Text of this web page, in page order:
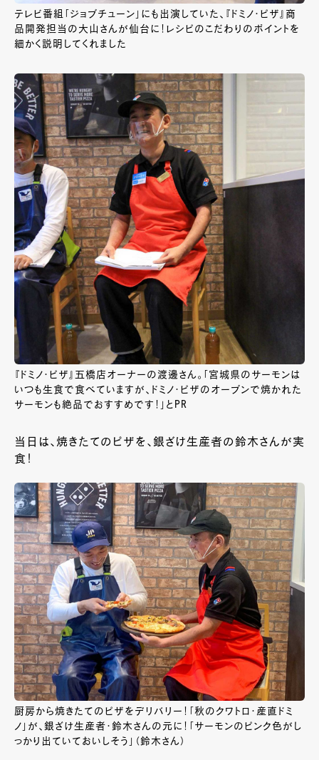
テレビ番組「ジョブチューン」にも出演していた、『ドミノ・ピザ』商
品開発担当の大山さんが仙台に！レシピのこだわりのポイントを
細かく説明してくれました
『ドミノ・ピザ』五橋店オーナーの渡邊さん。「宮城県のサーモンは
いつも生食で食べていますが、ドミノ・ピザのオーブンで焼かれた
サーモンも絶品でおすすめです！」とPR
当日は、焼きたてのピザを、銀ざけ生産者の鈴木さんが実
食！
厨房から焼きたてのピザをデリバリー！「秋のクワトロ・産直ドミ
ノ」が、銀ざけ生産者・鈴木さんの元に！「サーモンのピンク色がし
っかり出ていておいしそう」（鈴木さん）